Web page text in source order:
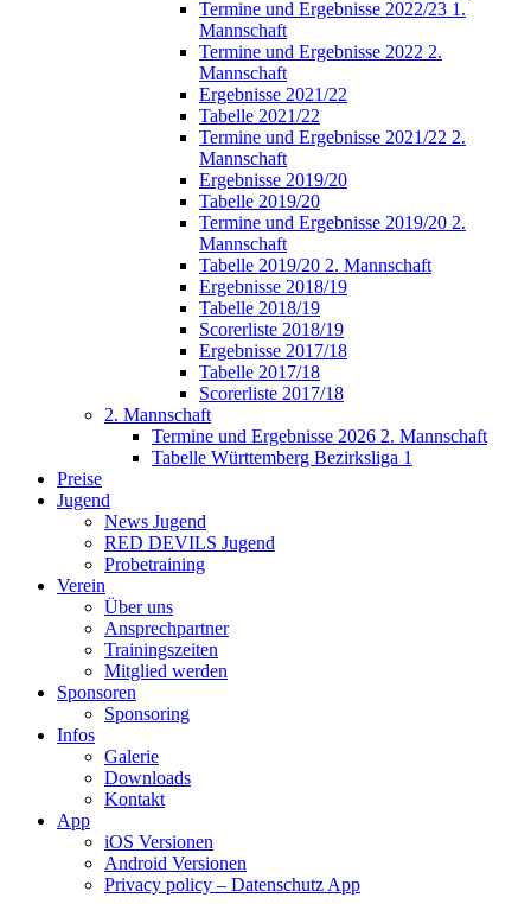
Termine und Ergebnisse 2022/23 1.
Mannschaft
Termine und Ergebnisse 2022 2.
Mannschaft
Ergebnisse 2021/22
Tabelle 2021/22
Termine und Ergebnisse 2021/22 2.
Mannschaft
Ergebnisse 2019/20
Tabelle 2019/20
Termine und Ergebnisse 2019/20 2.
Mannschaft
Tabelle 2019/20 2. Mannschaft
Ergebnisse 2018/19
Tabelle 2018/19
Scorerliste 2018/19
Ergebnisse 2017/18
Tabelle 2017/18
Scorerliste 2017/18
2. Mannschaft
Termine und Ergebnisse 2026 2. Mannschaft
Tabelle Württemberg Bezirksliga 1
Preise
Jugend
News Jugend
RED DEVILS Jugend
Probetraining
Verein
Über uns
Ansprechpartner
Trainingszeiten
Mitglied werden
Sponsoren
Sponsoring
Infos
Galerie
Downloads
Kontakt
App
iOS Versionen
Android Versionen
Privacy policy – Datenschutz App